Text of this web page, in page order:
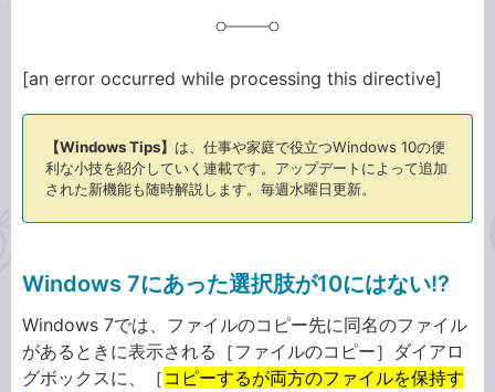
[an error occurred while processing this directive]
【Windows Tips】 は、仕事や家庭で役立つWindows 10の便
利な小技を紹介していく連載です。アップデートによって追加
された新機能も随時解説します。毎週水曜日更新。
Windows 7にあった選択肢が10にはない!?
Windows 7では、ファイルのコピー先に同名のファイル
があるときに表示される［ファイルのコピー］ダイアロ
グボックスに、［ コピーするが両方のファイルを保持す